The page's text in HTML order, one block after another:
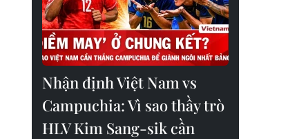
Nhận định Việt Nam vs
Campuchia: Vì sao thầy trò
HLV Kim Sang-sik cần